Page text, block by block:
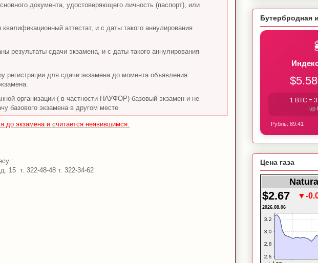
документа, удостоверяющего личность (паспорт), или
аттестат, и с даты такого аннулирования
результаты сдачи экзамена, и с даты такого аннулирования
регистрации для сдачи экзамена до момента объявления
организации ( в частности НАУФОР) базовый экзамен и не
базового экзамена в другом месте
до экзамена и считается неявившимся.
:
15 т. 322-48-48 т. 322-34-62
Бутербродная
$5.58
1 BTC =
up
Рубль: 89.41
Цена газа
$2.67 ▼-
2026.08.06